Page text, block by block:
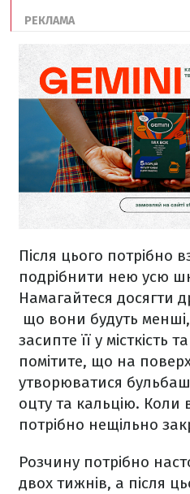
Після цього потрібно
подрібнити нею усю
Намагайтеся досягти
що вони будуть
засипте її у місткість
помітите, що на
утворюватися
оцту та кальцію. Коли
потрібно нещільно
Розчину потрібно
двох тижнів, а після